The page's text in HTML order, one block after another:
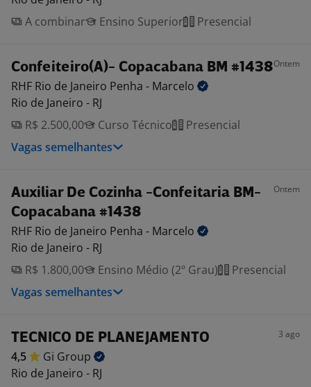
A combinar
Ensino Superior Presencial
Confeiteiro(A)- Copacabana BM #1438Ontem
RHF Rio de Janeiro Penha - Marcelo
Rio de Janeiro - RJ
R$ 2.500,00
Curso Técnico
Presencial
Vagas semelhantes
Auxiliar De Cozinha -Confeitaria BM-
Copacabana #1438
Ontem
RHF Rio de Janeiro Penha - Marcelo
Rio de Janeiro - RJ
R$ 1.800,00
Ensino Médio (2º Grau)
Presencial
Vagas semelhantes
TECNICO DE PLANEJAMENTO 3 ago
4,5 Gi Group
Rio de Janeiro - RJ